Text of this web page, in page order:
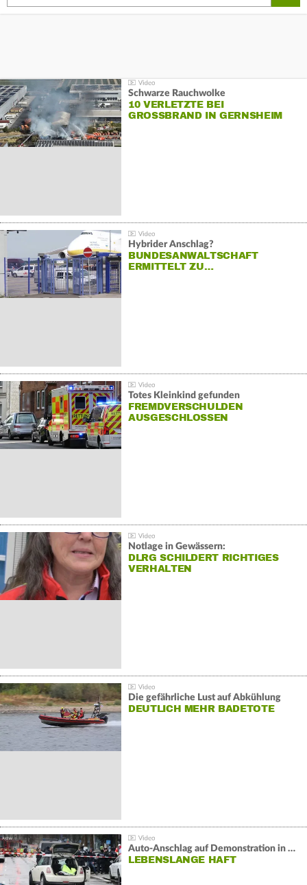
Schwarze Rauchwolke
10 VERLETZTE BEI
GROSSBRAND IN GERNSHEIM
Hybrider Anschlag?
BUNDESANWALTSCHAFT
ERMITTELT ZU…
Totes Kleinkind gefunden
FREMDVERSCHULDEN
AUSGESCHLOSSEN
Notlage in Gewässern:
DLRG SCHILDERT RICHTIGES
VERHALTEN
Die gefährliche Lust auf Abkühlung
DEUTLICH MEHR BADETOTE
Auto-Anschlag auf Demonstration in München:
LEBENSLANGE HAFT